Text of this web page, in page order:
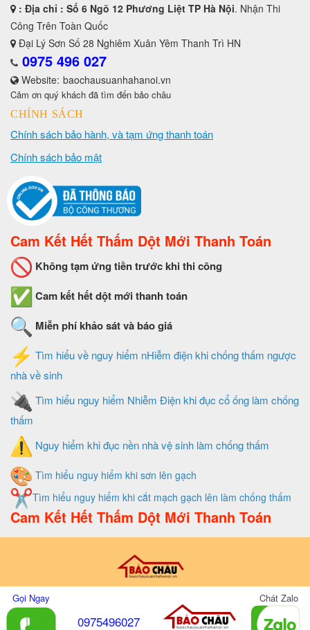
: Địa chỉ : Số 6 Ngõ 12 Phương Liệt TP Hà Nội. Nhận Thi
Công Trên Toàn Quốc
Đại Lý Sơn Số 28 Nghiêm Xuân Yêm Thanh Trì HN
0975 496 027
Website: baochausuanhahanoi.vn
Cảm ơn quý khách đã tìm đến bảo châu
CHÍNH SÁCH
Chính sách bảo hành, và tạm ứng thanh toán
Chính sách bảo mật
Cam Kết Hết Thấm Dột Mới Thanh Toán
Không tạm ứng tiền trước khi thi công
Cam kết hết dột mới thanh toán
Miễn phí khảo sát và báo giá
Tìm hiểu về nguy hiểm nHiễm điện khi chống thấm ngược
nhà về sinh
Tìm hiểu nguy hiểm Nhiễm Điện khi đục cổ ống làm chống
thấm
Nguy hiểm khi đục nền nhà vệ sinh làm chống thấm
Tìm hiểu nguy hiểm khi sơn lên gạch
Tìm hiểu nguy hiểm khi cắt mạch gạch lên làm chống thấm
Cam Kết Hết Thấm Dột Mới Thanh Toán
Gọi Ngay
0975496027
Chát Zalo